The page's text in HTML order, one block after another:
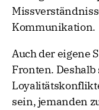
Kommunikation.
Auch der eigene
Fronten.
sein, jemanden